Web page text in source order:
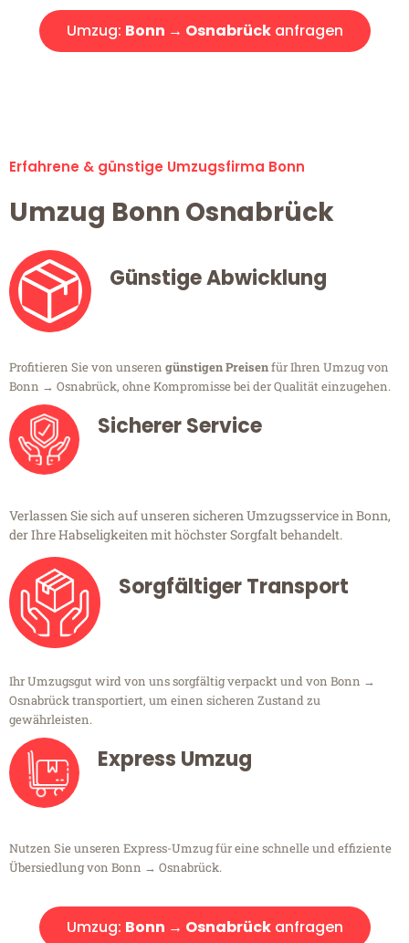
Umzug: Bonn → Osnabrückanfragen
Erfahrene & günstige Umzugsfirma Bonn
Umzug Bonn Osnabrück
Günstige Abwicklung
Profitieren Sie von unseren günstigen Preisenfür Ihren Umzug von
Bonn → Osnabrück, ohne Kompromisse bei der Qualität einzugehen.
Sicherer Service
Verlassen Sie sich auf unseren sicheren Umzugsservice in Bonn,
der Ihre Habseligkeiten mit höchster Sorgfalt behandelt.
Sorgfältiger Transport
Ihr Umzugsgut wird von uns sorgfältig verpackt und von Bonn →
Osnabrück transportiert, um einen sicheren Zustand zu
gewährleisten.
Express Umzug
Nutzen Sie unseren Express-Umzug für eine schnelle und effiziente
Übersiedlung von Bonn → Osnabrück.
Umzug: Bonn → Osnabrückanfragen